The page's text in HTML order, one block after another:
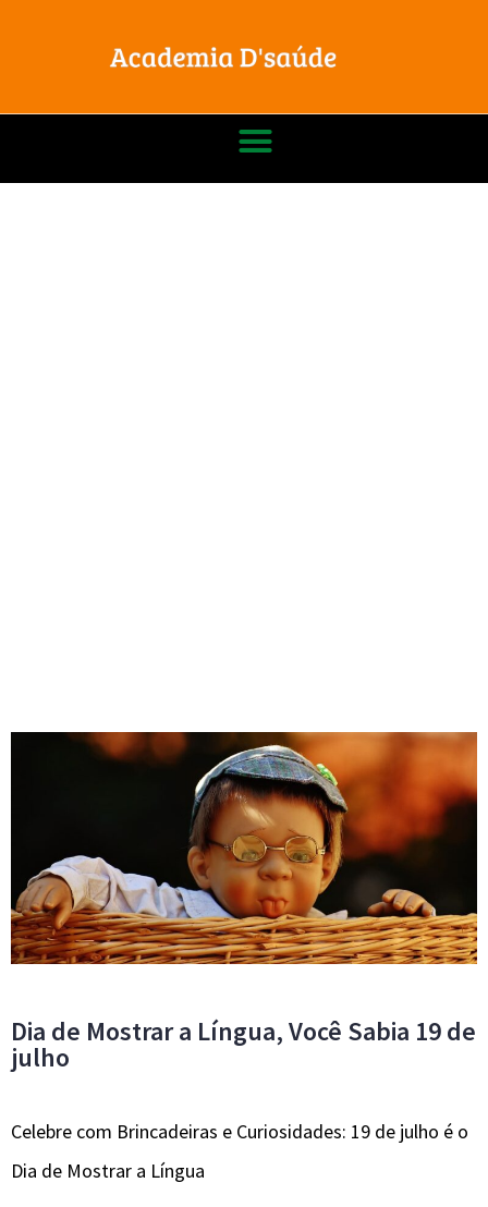
Dia de Mostrar a Língua, Você Sabia 19 de
julho
Celebre com Brincadeiras e Curiosidades: 19 de julho é o
Dia de Mostrar a Língua